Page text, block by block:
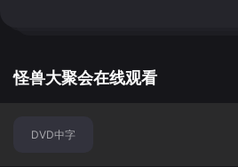
怪兽大聚会在线观看
DVD中字